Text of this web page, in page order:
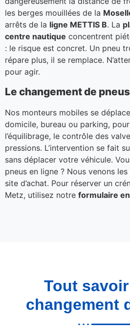
les berges mouillées de la
arrêts de la ligne METTIS B. La
centre nautique concentrent
: le risque est concret. Un pneu
répare plus, il se remplace.
pour agir.
Le changement de
Nos monteurs mobiles se
domicile, bureau ou parking,
l’équilibrage, le contrôle des
pressions. L’intervention se fait
sans déplacer votre véhicule.
pneus en ligne ? Nous venons
site d’achat. Pour réserver un
Metz, utilisez notre formulaire
Tout savoir
changement